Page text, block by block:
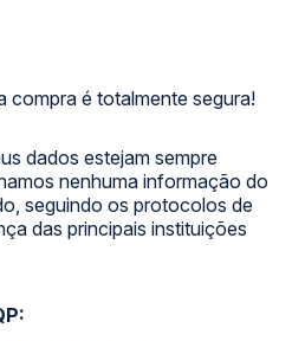
compra é totalmente segura!
dados estejam sempre
nenhuma informação do
seguindo os protocolos de
das principais instituições